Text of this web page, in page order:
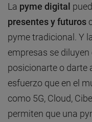
La pyme digital
presentes y futuros
pyme tradicional. Y
empresas se
posicionarte o darte
esfuerzo que en el
como 5G, Cloud,
permiten que una